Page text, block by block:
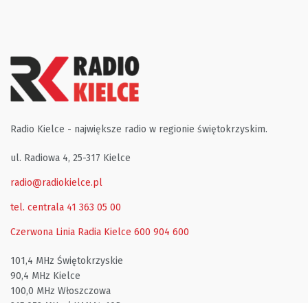
Radio Kielce - największe radio w regionie świętokrzyskim.
ul. Radiowa 4, 25-317 Kielce
radio@radiokielce.pl
tel. centrala 41 363 05 00
Czerwona Linia Radia Kielce 600 904 600
101,4 MHz Świętokrzyskie
90,4 MHz Kielce
100,0 MHz Włoszczowa